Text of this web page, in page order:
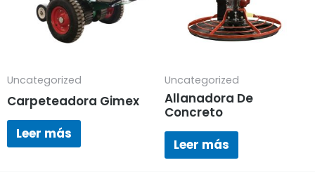
Uncategorized
Carpeteadora Gimex
Leer más
Uncategorized
Allanadora De
Concreto
Leer más